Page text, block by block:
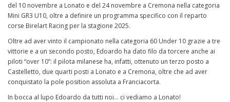
del 10 novembre a Lonato e del 24 novembre a Cremona nella categoria
Mini GR3 U10, oltre a definire un programma specifico con il reparto
corse Birelart Racing per la stagione 2025.
Oltre ad aver vinto il campionato nella categoria 60 Under 10 grazie a tre
vittorie e a un secondo posto, Edoardo ha dato filo da torcere anche ai
piloti “over 10”: il pilota milanese ha, infatti, ottenuto un terzo posto a
Castelletto, due quarti posti a Lonato e a Cremona, oltre che ad aver
conquistato la pole position assoluta a Franciacorta.
In bocca al lupo Edoardo da tutti noi… ci vediamo a Lonato!